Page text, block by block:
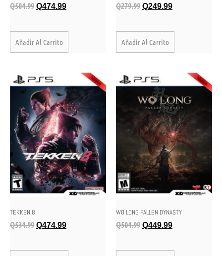
Q504.99 Q474.99
Añadir Al Carrito
Q279.99 Q249.99
Añadir Al Carrito
TEKKEN 8
Q534.99 Q474.99
WO LONG FALLEN DYNASTY
Q504.99 Q449.99